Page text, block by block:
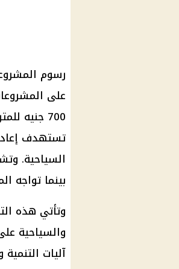
رسوم
على
700
تستهدف
بينما تواجه المشروعات
وتأتي هذه
والسياحية
آليات